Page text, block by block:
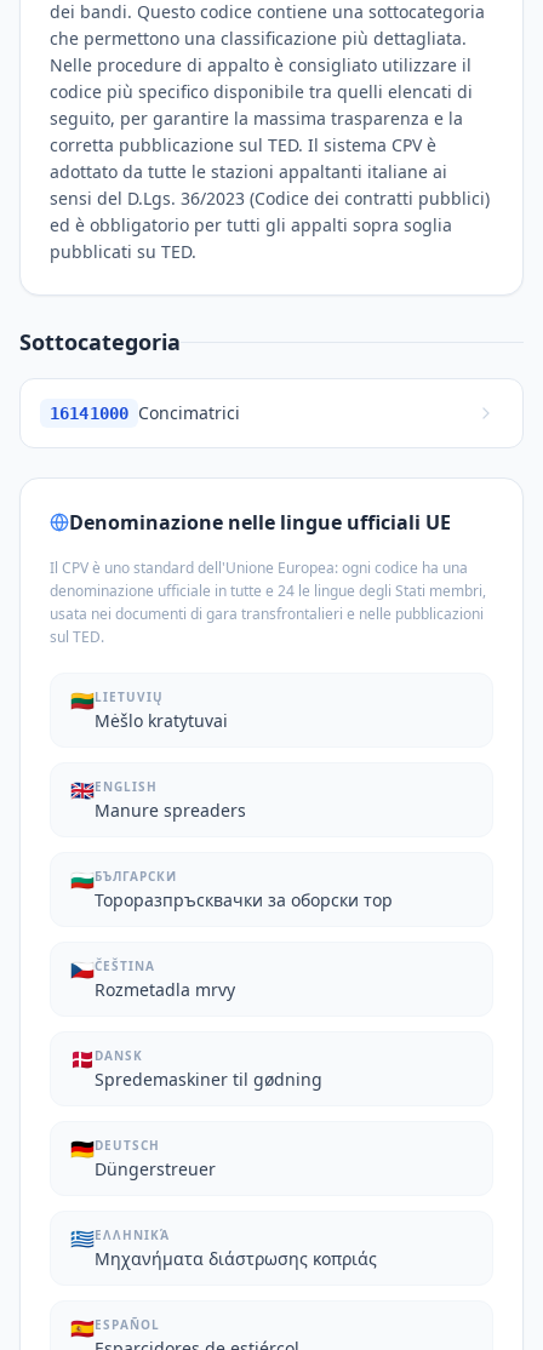
dei bandi. Questo codice contiene una sottocategoria
che permettono una classificazione più dettagliata.
Nelle procedure di appalto è consigliato utilizzare il
codice più specifico disponibile tra quelli elencati di
seguito, per garantire la massima trasparenza e la
corretta pubblicazione sul TED. Il sistema CPV è
adottato da tutte le stazioni appaltanti italiane ai
sensi del D.Lgs. 36/2023 (Codice dei contratti pubblici)
ed è obbligatorio per tutti gli appalti sopra soglia
pubblicati su TED.
Sottocategoria
16141000 Concimatrici
Denominazione nelle lingue ufficiali UE
Il CPV è uno standard dell'Unione Europea: ogni codice ha una
denominazione ufficiale in tutte e 24 le lingue degli Stati membri,
usata nei documenti di gara transfrontalieri e nelle pubblicazioni
sul TED.
🇱🇹LIETUVIŲ
Mėšlo kratytuvai
🇬🇧ENGLISH
Manure spreaders
🇧🇬БЪЛГАРСКИ
Тороразпръсквачки за оборски тор
🇨🇿ČEŠTINA
Rozmetadla mrvy
🇩🇰 DANSK
Spredemaskiner til gødning
🇩🇪DEUTSCH
Düngerstreuer
🇬🇷ΕΛΛΗΝΙΚΆ
Μηχανήματα διάστρωσης κοπριάς
🇪🇸ESPAÑOL